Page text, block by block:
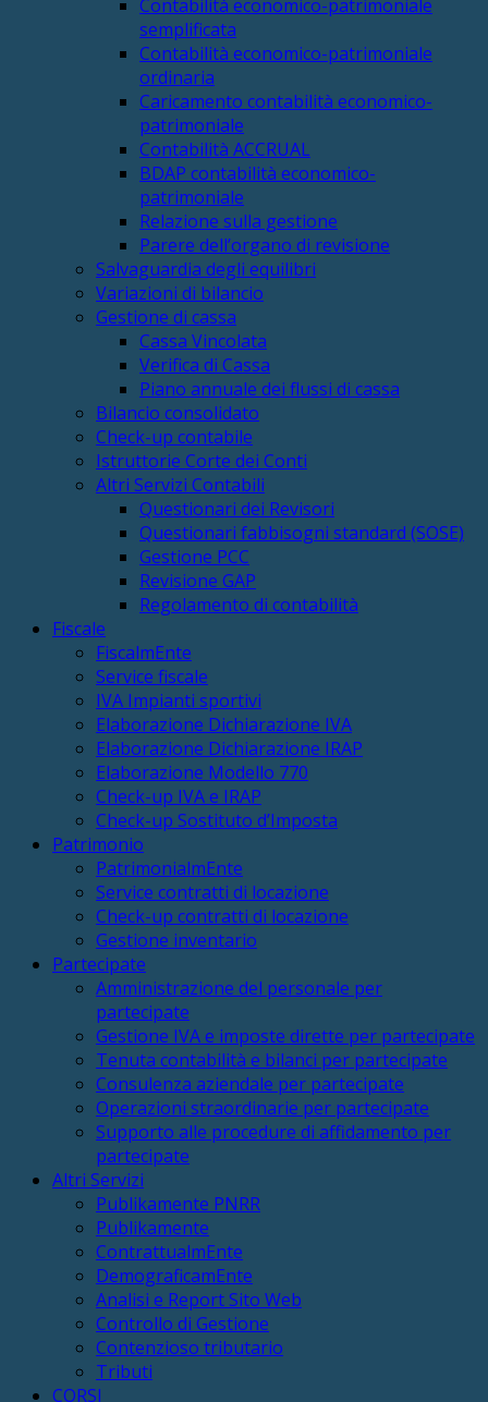
Contabilità economico-patrimoniale
semplificata
Contabilità economico-patrimoniale
ordinaria
Caricamento contabilità economico-
patrimoniale
Contabilità ACCRUAL
BDAP contabilità economico-
patrimoniale
Relazione sulla gestione
Parere dell’organo di revisione
Salvaguardia degli equilibri
Variazioni di bilancio
Gestione di cassa
Cassa Vincolata
Verifica di Cassa
Piano annuale dei flussi di cassa
Bilancio consolidato
Check-up contabile
Istruttorie Corte dei Conti
Altri Servizi Contabili
Questionari dei Revisori
Questionari fabbisogni standard (SOSE)
Gestione PCC
Revisione GAP
Regolamento di contabilità
Fiscale
FiscalmEnte
Service fiscale
IVA Impianti sportivi
Elaborazione Dichiarazione IVA
Elaborazione Dichiarazione IRAP
Elaborazione Modello 770
Check-up IVA e IRAP
Check-up Sostituto d’Imposta
Patrimonio
PatrimonialmEnte
Service contratti di locazione
Check-up contratti di locazione
Gestione inventario
Partecipate
Amministrazione del personale per
partecipate
Gestione IVA e imposte dirette per partecipate
Tenuta contabilità e bilanci per partecipate
Consulenza aziendale per partecipate
Operazioni straordinarie per partecipate
Supporto alle procedure di affidamento per
partecipate
Altri Servizi
Publikamente PNRR
Publikamente
ContrattualmEnte
DemograficamEnte
Analisi e Report Sito Web
Controllo di Gestione
Contenzioso tributario
Tributi
CORSI